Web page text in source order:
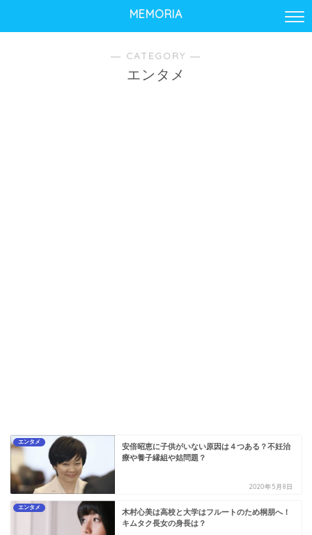
MEMORIA
― CATEGORY ―
エンタメ
エンタメ
安倍昭恵に子供がいない原因は４つある？不妊治
療や養子縁組や姑問題？
2020年5月8日
エンタメ
木村心美は高校と大学はフルートのため桐朋へ！
キムタク長女の身長は？